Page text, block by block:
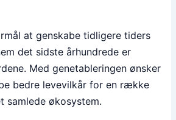
at genskabe tidligere tiders
det sidste århundrede er
Med genetableringen ønsker
bedre levevilkår for en række
samlede økosystem.